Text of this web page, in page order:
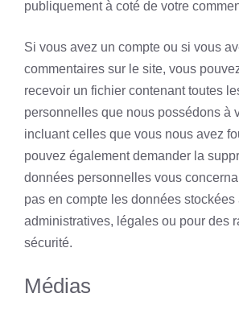
publiquement à coté de votre
Si vous avez un compte ou si vous
commentaires sur le site, vous
recevoir un fichier contenant toutes
personnelles que nous possédons à
incluant celles que vous nous avez
pouvez également demander la
données personnelles vous
pas en compte les données stockées
administratives, légales ou pour des
sécurité.
Médias